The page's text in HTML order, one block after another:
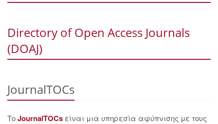
Directory of Open Access Journals
(DOAJ)
JournalTOCs
ΤοJournalTOCs είναι μια υπηρεσία αφύπνισης με τους